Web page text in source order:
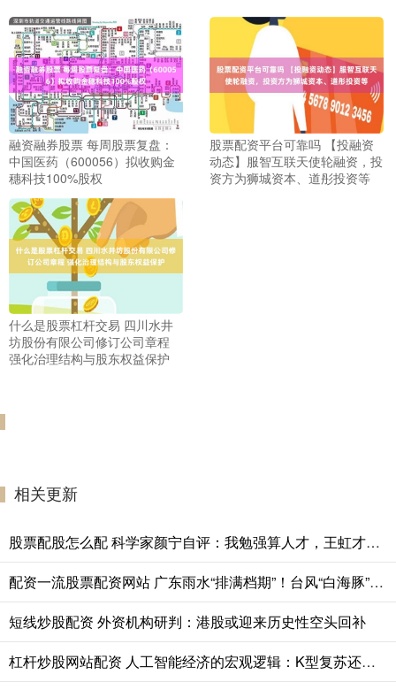
融资融券股票 每周股票复盘：
中国医药（600056）拟收购金
穗科技100%股权
股票配资平台可靠吗 【投融资
动态】服智互联天使轮融资，投
资方为狮城资本、道彤投资等
什么是股票杠杆交易 四川水井
坊股份有限公司修订公司章程
强化治理结构与股东权益保护
相关更新
股票配股怎么配 科学家颜宁自评：我勉强算人才，王虹才是天才
配资一流股票配资网站 广东雨水“排满档期”！台风“白海豚”会登陆我国吗？
短线炒股配资 外资机构研判：港股或迎来历史性空头回补
杠杆炒股网站配资 人工智能经济的宏观逻辑：K型复苏还是历史的拐点？